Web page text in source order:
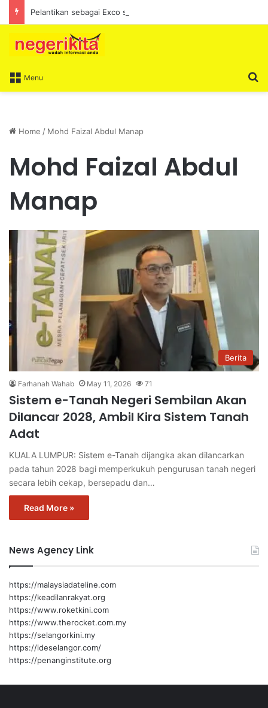
Menu
Home / Mohd Faizal Abdul Manap
Mohd Faizal Abdul
Manap
Berita
Farhanah Wahab May 11, 2026 71
Sistem e-Tanah Negeri Sembilan Akan
Dilancar 2028, Ambil Kira Sistem Tanah
Adat
KUALA LUMPUR: Sistem e-Tanah dijangka akan dilancarkan
pada tahun 2028 bagi memperkukuh pengurusan tanah negeri
secara lebih cekap, bersepadu dan…
Read More »
News Agency Link
https://malaysiadateline.com
https://keadilanrakyat.org
https://www.roketkini.com
https://www.therocket.com.my
https://selangorkini.my
https://ideselangor.com/
https://penanginstitute.org